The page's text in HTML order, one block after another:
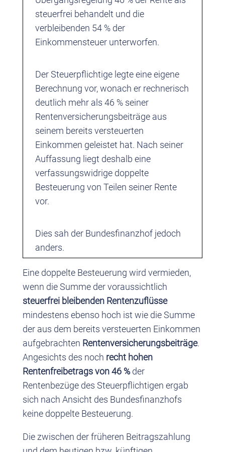
steuerfrei behandelt und die
verbleibenden 54 % der
Einkommensteuer unterworfen.
Der Steuerpflichtige legte eine eigene
Berechnung vor, wonach er rechnerisch
deutlich mehr als 46 % seiner
Rentenversicherungsbeiträge aus
seinem bereits versteuerten
Einkommen geleistet hat. Nach seiner
Auffassung liegt deshalb eine
verfassungswidrige doppelte
Besteuerung von Teilen seiner Rente
vor.
Dies sah der Bundesfinanzhof jedoch
anders.
Eine doppelte Besteuerung wird vermieden,
wenn die Summe der voraussichtlich
steuerfrei bleibenden Rentenzuflüsse
mindestens ebenso hoch ist wie die Summe
der aus dem bereits versteuerten Einkommen
aufgebrachten Rentenversicherungsbeiträge.
Angesichts des noch recht hohen
Rentenfreibetrags von 46 %der
Rentenbezüge des Steuerpflichtigen ergab
sich nach Ansicht des Bundesfinanzhofs
keine doppelte Besteuerung.
Die zwischen der früheren Beitragszahlung